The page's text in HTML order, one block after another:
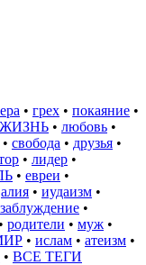
• грех • покаяние •
ЖИЗНЬ • любовь •
• свобода • друзья •
• лидер •
• евреи •
алия • иудаизм •
заблуждение •
• родители • муж •
• ислам • атеизм •
• ВСЕ ТЕГИ